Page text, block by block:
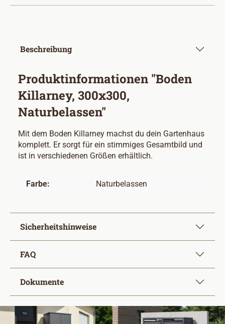
Beschreibung
Produktinformationen "Boden
Killarney, 300x300,
Naturbelassen"
Mit dem Boden Killarney machst du dein Gartenhaus
komplett. Er sorgt für ein stimmiges Gesamtbild und
ist in verschiedenen Größen erhältlich.
Farbe: Naturbelassen
Sicherheitshinweise
FAQ
Dokumente